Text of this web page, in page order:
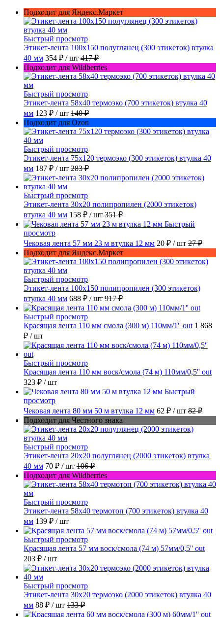
Подходит для Яндекс.Маркет
Быстрый просмотр
Этикет-лента 100х150 полуглянец (300 этикеток) втулка
40 мм 354 ₽ / шт 417 ₽
Подходит для Wildberries
Быстрый просмотр
Этикет-лента 58х40 термоэко (700 этикеток) втулка 40
мм 123 ₽ / шт 140 ₽
Подходит для Ozon
Быстрый просмотр
Этикет-лента 75х120 термоэко (300 этикеток) втулка 40
мм 187 ₽ / шт 283 ₽
Быстрый просмотр
Этикет-лента 30х20 полипропилен (2000 этикеток)
втулка 40 мм 158 ₽ / шт 351 ₽
Быстрый
просмотр
Чековая лента 57 мм 23 м втулка 12 мм 20 ₽ / шт 27 ₽
Подходит для Яндекс.Маркет
Быстрый просмотр
Этикет-лента 100х150 полипропилен (300 этикеток)
втулка 40 мм 688 ₽ / шт 917 ₽
Быстрый просмотр
Красящая лента 110 мм смола (300 м) 110мм/1'' out 1 868
₽ / шт
Быстрый просмотр
Красящая лента 110 мм воск/смола (74 м) 110мм/0,5'' out
323 ₽ / шт
Быстрый
просмотр
Чековая лента 80 мм 50 м втулка 12 мм 62 ₽ / шт 82 ₽
Подходит для Честного знака
Быстрый просмотр
Этикет-лента 20х20 полуглянец (2000 этикеток) втулка
40 мм 70 ₽ / шт 106 ₽
Подходит для Wildberries
Быстрый просмотр
Этикет-лента 58х40 термотоп (700 этикеток) втулка 40
мм 139 ₽ / шт
Быстрый просмотр
Красящая лента 57 мм воск/смола (74 м) 57мм/0,5'' out
203 ₽ / шт
Быстрый просмотр
Этикет-лента 30х20 термоэко (2000 этикеток) втулка 40
мм 88 ₽ / шт 133 ₽